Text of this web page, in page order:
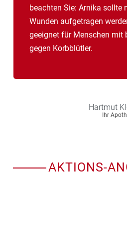
beachten Sie: Arnika sollte
Wunden aufgetragen
geeignet für Menschen mit
gegen Korbblütler.
Hartmut
Ihr
AKTIONS-